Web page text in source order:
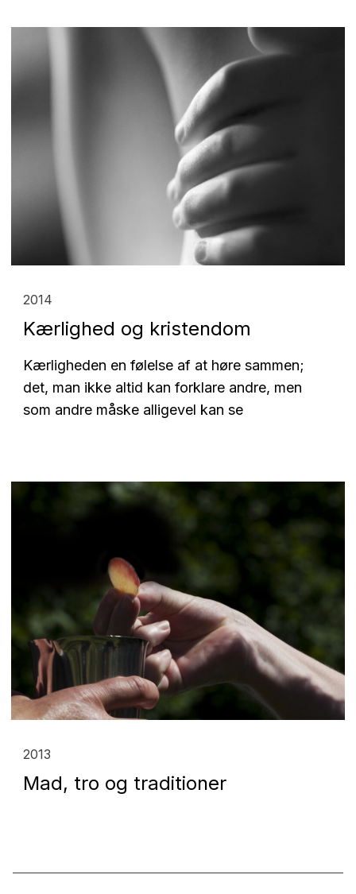
2014
Kærlighed og kristendom
Kærligheden en følelse af at høre sammen;
det, man ikke altid kan forklare andre, men
som andre måske alligevel kan se
2013
Mad, tro og traditioner